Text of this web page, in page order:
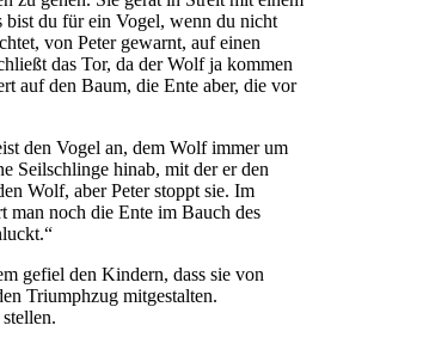
bist du für ein Vogel, wenn du nicht
von Peter gewarnt, auf einen
das Tor, da der Wolf ja kommen
auf den Baum, die Ente aber, die vor
den Vogel an, dem Wolf immer um
Seilschlinge hinab, mit der er den
Wolf, aber Peter stoppt sie. Im
man noch die Ente im Bauch des
gefiel den Kindern, dass sie von
Triumphzug mitgestalten.